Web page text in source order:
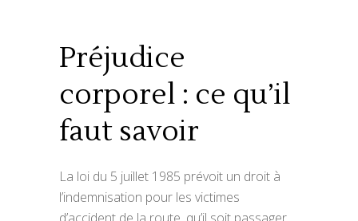
Préjudice
corporel : ce qu’il
faut savoir
La loi du 5 juillet 1985 prévoit un droit à
l’indemnisation pour les victimes